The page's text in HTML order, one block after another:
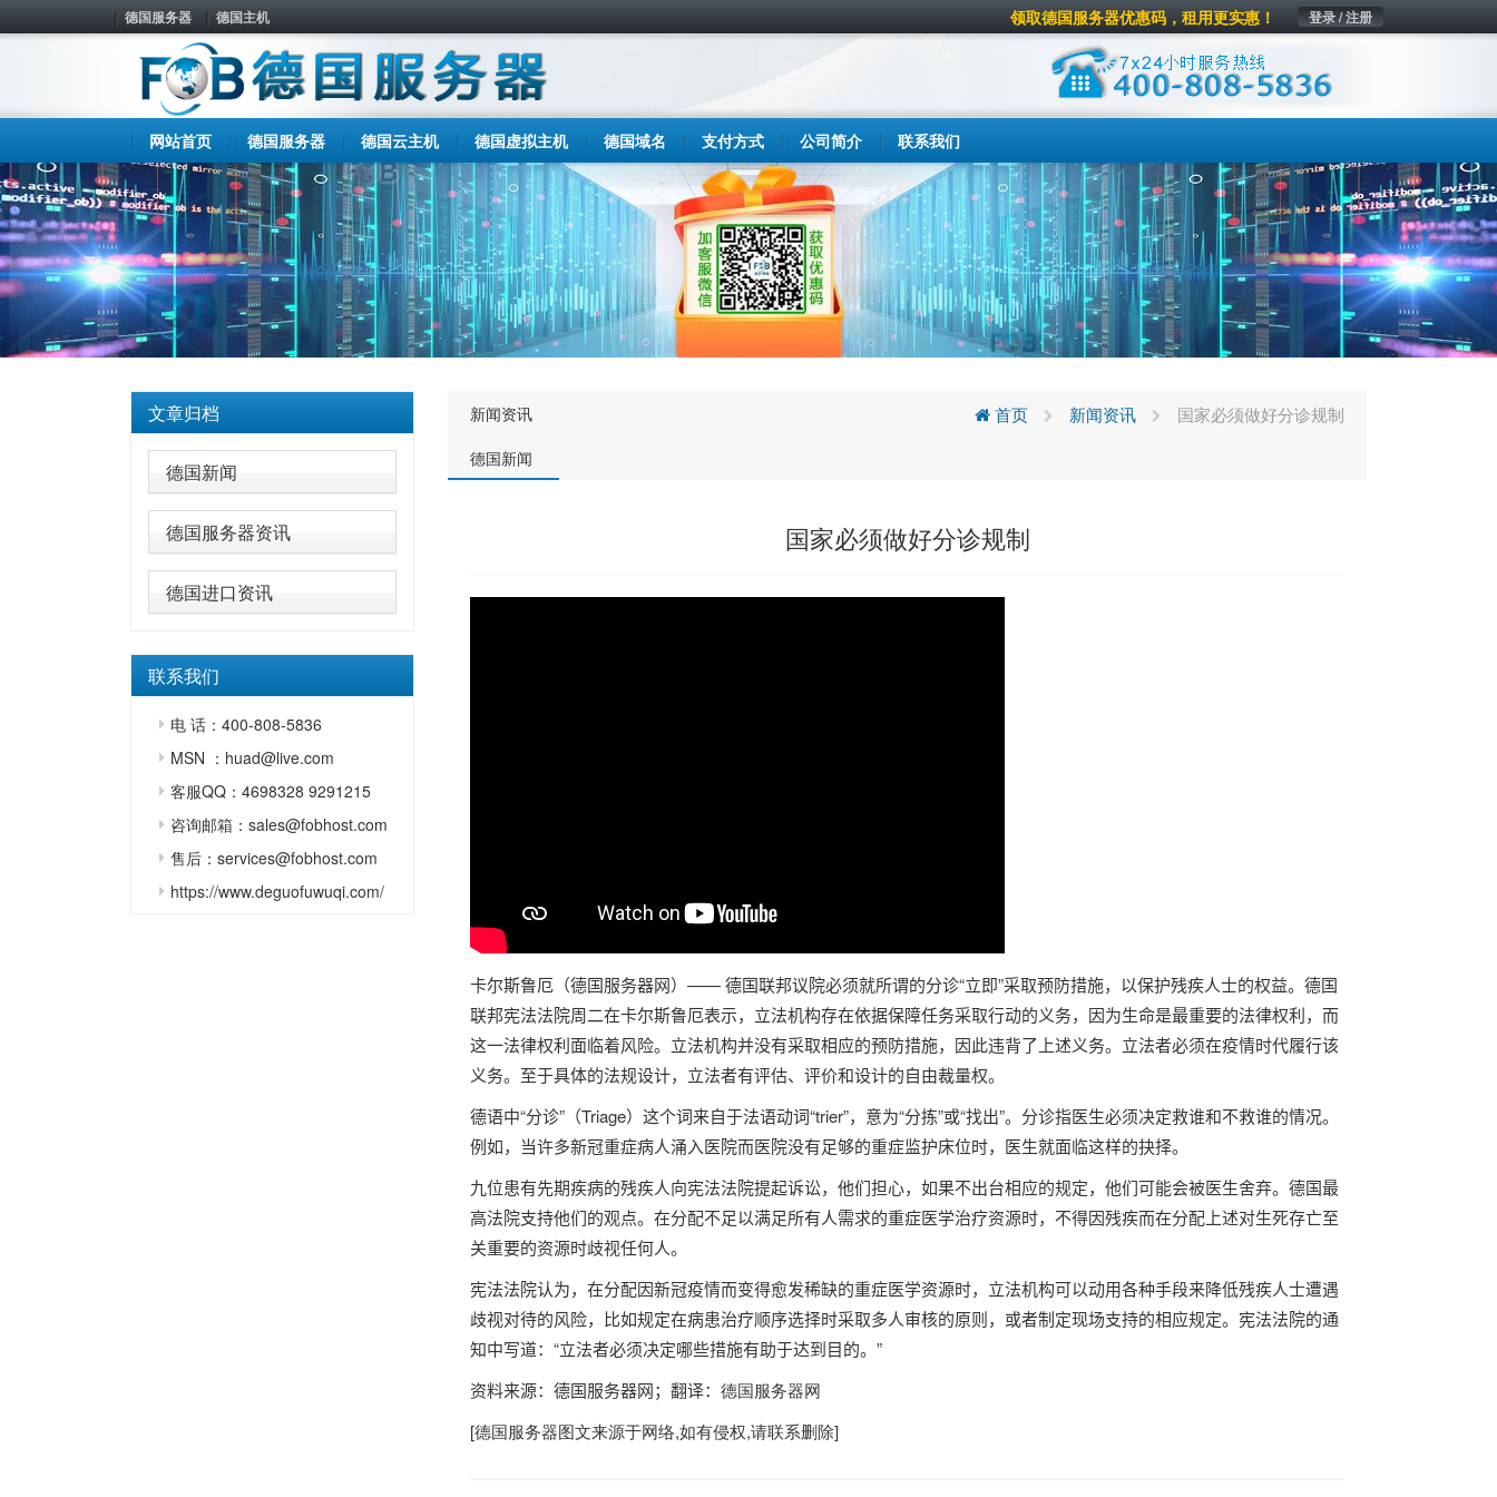
德国服务器 德国主机 登录 / 注册
领取德国服务器优惠码，租用更实惠！
网站首页 德国服务器 德国云主机 德国虚拟主机 德国域名 支付方式 公司简介 联系我们
文章归档
德国新闻
德国服务器资讯
德国进口资讯
联系我们
电 话：400-808-5836
MSN ：huad@live.com
客服QQ：4698328 9291215
咨询邮箱：sales@fobhost.com
售后：services@fobhost.com
https://www.deguofuwuqi.com/
新闻资讯
德国新闻
首页 新闻资讯 国家必须做好分诊规制
国家必须做好分诊规制
卡尔斯鲁厄（德国服务器网） ——德国联邦议院必须就所谓的分诊“立即”采取预防措施，以保护残疾人士的权益。 德国
联邦宪法法院周二在卡尔斯鲁厄表示，立法机构存在依据保障任务采取行动的义务，因为生命是最重要的法律权利，而
这一法律权利面临着风险。立法机构并没有采取相应的预防措施，因此违背了上述义务。立法者必须在疫情时代履行该
义务。至于具体的法规设计，立法者有评估、评价和设计的自由裁量权。
德语中“分诊”（Triage）这个词来自于法语动词“trier”，意为“分拣”或“找出”。分诊指医生必须决定救谁和不救谁的情况。
例如，当许多新冠重症病人涌入医院而医院没有足够的重症监护床位时，医生就面临这样的抉择。
九位患有先期疾病的残疾人向宪法法院提起诉讼，他们担心，如果不出台相应的规定，他们可能会被医生舍弃。 德国最
高法院支持他们的观点。在分配不足以满足所有人需求的重症医学治疗资源时，不得因残疾而在分配上述对生死存亡至
关重要的资源时歧视任何人。
宪法法院认为，在分配因新冠疫情而变得愈发稀缺的重症医学资源时，立法机构可以动用各种手段来降低残疾人士遭遇
歧视对待的风险，比如规定在病患治疗顺序选择时采取多人审核的原则，或者制定现场支持的相应规定。宪法法院的通
知中写道：“立法者必须决定哪些措施有助于达到目的。”
资料来源： 德国服务器网；翻译： 德国服务器网
[德国服务器图文来源于网络,如有侵权,请联系删除]